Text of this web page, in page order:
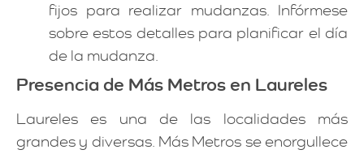
fijos para realizar mudanzas. Infórmese
sobre estos detalles para planificar el día
de la mudanza.
Presencia de Más Metros en Laureles
Laureles es una de las localidades más
grandes y diversas. Más Metros se enorgullece